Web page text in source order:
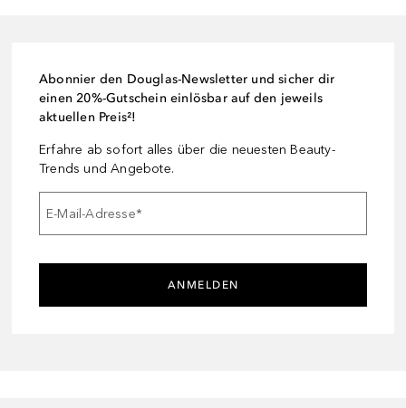
Abonnier den Douglas-Newsletter und sicher dir
einen 20%-Gutschein einlösbar auf den jeweils
aktuellen Preis²!
Erfahre ab sofort alles über die neuesten Beauty-
Trends und Angebote.
E-Mail-Adresse*
ANMELDEN